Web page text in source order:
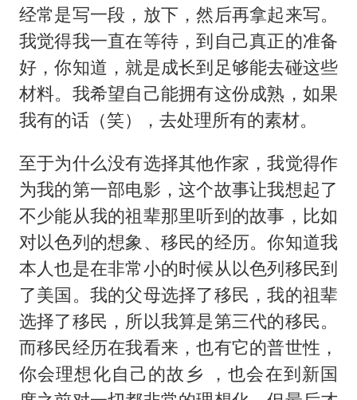
经常是写一段，放下，然后再拿起来写。
我觉得我一直在等待，到自己真正的准备
好，你知道，就是成长到足够能去碰这些
材料。我希望自己能拥有这份成熟，如果
我有的话（笑），去处理所有的素材。
至于为什么没有选择其他作家，我觉得作
为我的第一部电影，这个故事让我想起了
不少能从我的祖辈那里听到的故事，比如
对以色列的想象、移民的经历。你知道我
本人也是在非常小的时候从以色列移民到
了美国。我的父母选择了移民，我的祖辈
选择了移民，所以我算是第三代的移民。
而移民经历在我看来，也有它的普世性，
你会理想化自己的故乡 ，也会在到新国